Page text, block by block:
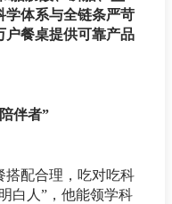
学体系与全链条严苛
户餐桌提供可靠产品
伴者”
搭配合理，吃对吃科
白人”，他能领学科